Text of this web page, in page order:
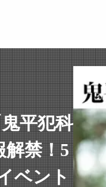
平犯科
解禁！5
ベント